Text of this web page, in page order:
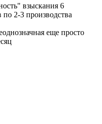
взыскания 6
2-3 производства
еще просто